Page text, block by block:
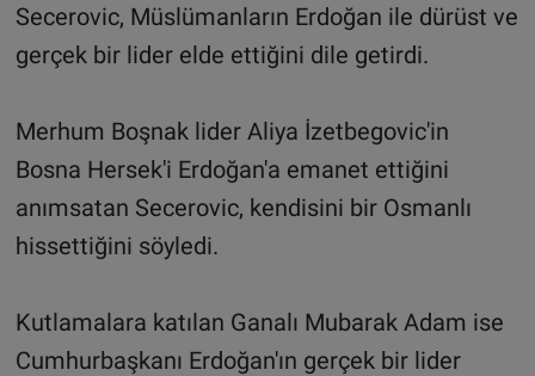
Secerovic, Müslümanların Erdoğan ile dürüst ve
gerçek bir lider elde ettiğini dile getirdi.
Merhum Boşnak lider Aliya İzetbegovic'in
Bosna Hersek'i Erdoğan'a emanet ettiğini
anımsatan Secerovic, kendisini bir Osmanlı
hissettiğini söyledi.
Kutlamalara katılan Ganalı Mubarak Adam ise
Cumhurbaşkanı Erdoğan'ın gerçek bir lider